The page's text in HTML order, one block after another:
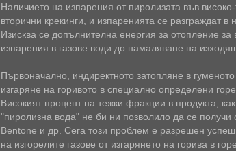
Наличието на изпарения от пиролизата във
вторични крекинги, и изпаренията се разграждат
Изисква се допълнителна енергия за отопление за
изпарения в газове води до намаляване на
Първоначално, индиректното затопляне в
изгаряне на горивото в специално определени
Високият процент на тежки фракции в продукта,
"пиролизна вода" не би ни позволило да се
Bentone и др. Сега този проблем е разрешен
на изгорелите газове от изгарянето на горива в